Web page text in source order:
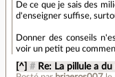
De ce que je sais des
d'enseigner suffise,
Donner des conseils
voir un petit peu
[^] # Re: La pillule a